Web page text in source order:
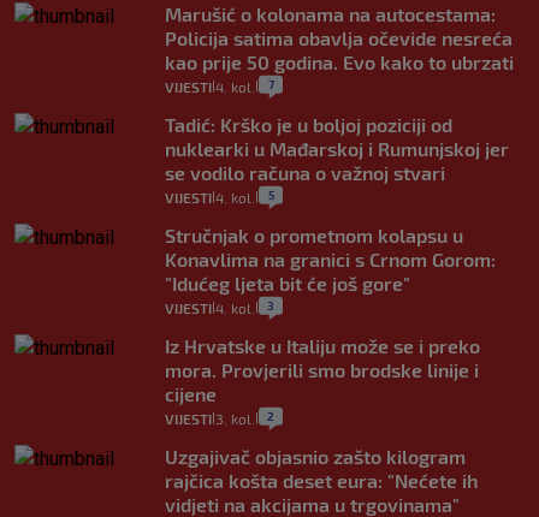
Marušić o kolonama na autocestama:
Policija satima obavlja očevide nesreća
kao prije 50 godina. Evo kako to ubrzati
VIJESTI 4. kol. 7
Tadić: Krško je u boljoj poziciji od
nuklearki u Mađarskoj i Rumunjskoj jer
se vodilo računa o važnoj stvari
VIJESTI 4. kol. 5
Stručnjak o prometnom kolapsu u
Konavlima na granici s Crnom Gorom:
"Idućeg ljeta bit će još gore"
VIJESTI 4. kol. 3
Iz Hrvatske u Italiju može se i preko
mora. Provjerili smo brodske linije i
cijene
VIJESTI 3. kol. 2
Uzgajivač objasnio zašto kilogram
rajčica košta deset eura: "Nećete ih
vidjeti na akcijama u trgovinama"